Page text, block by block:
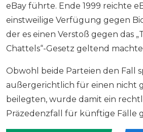
eBay führte. Ende 1999 reichte
einstweilige Verfügung gegen
der es einen Verstoß gegen das
Chattels“-Gesetz geltend
Obwohl beide Parteien den Fall
außergerichtlich für einen nicht
beilegten, wurde damit ein
Präzedenzfall für künftige Fälle